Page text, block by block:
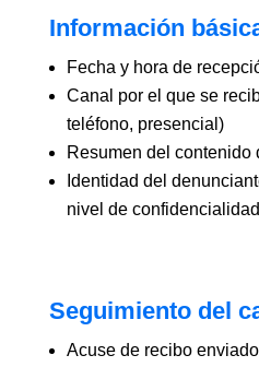
Información
Fecha y hora de
Canal por el que se
teléfono, presencial)
Resumen del contenido
Identidad del
nivel de
Seguimiento del
Acuse de recibo